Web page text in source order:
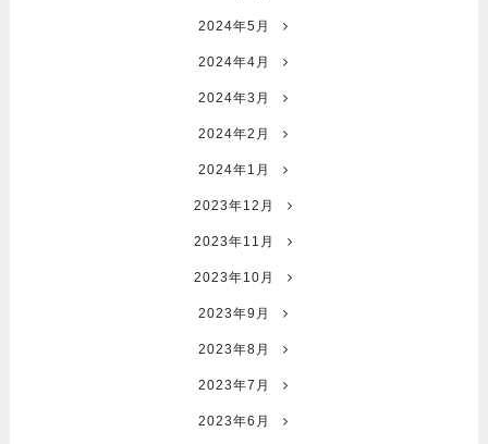
2024年5月
2024年4月
2024年3月
2024年2月
2024年1月
2023年12月
2023年11月
2023年10月
2023年9月
2023年8月
2023年7月
2023年6月